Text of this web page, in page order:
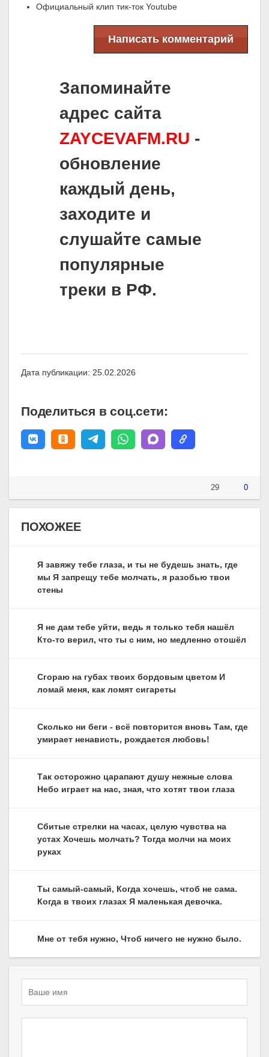
Официальный клип тик-ток Youtube
Написать комментарий
Запоминайте
адрес сайта
ZAYCEVAFM.RU -
обновление
каждый день,
заходите и
слушайте самые
популярные
треки в РФ.
Дата публикации: 25.02.2026
Поделиться в соц.сети:
29 0
ПОХОЖЕЕ
Я завяжу тебе глаза, и ты не будешь знать, где
мы Я запрещу тебе молчать, я разобью твои
стены
Я не дам тебе уйти, ведь я только тебя нашёл
Кто-то верил, что ты с ним, но медленно отошёл
Сгораю на губах твоих бордовым цветом И
ломай меня, как ломят сигареты
Сколько ни беги - всё повторится вновь Там, где
умирает ненависть, рождается любовь!
Так осторожно царапают душу нежные слова
Небо играет на нас, зная, что хотят твои глаза
Сбитые стрелки на часах, целую чувства на
устах Хочешь молчать? Тогда молчи на моих
руках
Ты самый-самый, Когда хочешь, чтоб не сама.
Когда в твоих глазах Я маленькая девочка.
Мне от тебя нужно, Чтоб ничего не нужно было.